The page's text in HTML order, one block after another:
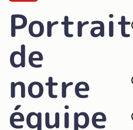
Portrait
de
notre
équipe